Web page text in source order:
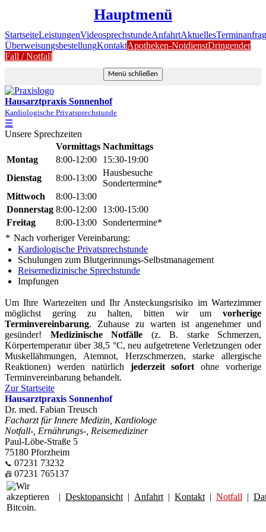
Hauptmenü
StartseiteLeistungenVideosprechstundeAnfahrtAktuelles
ÜberweisungsbestellungKontaktApotheken-NotdienstDringender
Fall / Notfall
Menü schließen
Hausarztpraxis Sonnenhof
Kardiologische Privatsprechstunde
☰
Unsere Sprechzeiten
Vormittags Nachmittags
Montag
8:00-12:00
15:30-19:00
Dienstag
8:00-13:00
Hausbesuche
Sondertermine*
Mittwoch
8:00-13:00
Donnerstag 8:00-12:00
13:00-15:00
Freitag
8:00-13:00
Sondertermine*
* Nach vorheriger Vereinbarung:
Kardiologische Privatsprechstunde
Schulungen zum Blutgerinnungs-Selbstmanagement
Reisemedizinische Sprechstunde
Impfungen
Um Ihre Wartezeiten und Ihr Ansteckungsrisiko im Wartezimmer
möglichst gering zu halten, bitten wir um vorherige
Terminvereinbarung. Zuhause zu warten ist angenehmer und
gesünder! Medizinische Notfälle (z. B. starke Schmerzen,
Körpertemperatur über 38,5 °C, neu aufgetretene Verletzungen oder
Muskellähmungen, Atemnot, Herzschmerzen, starke allergische
Reaktionen) werden natürlich jederzeit sofort ohne vorherige
Terminvereinbarung behandelt.
Zur Startseite
Hausarztpraxis Sonnenhof
Dr. med. Fabian Treusch
Facharzt für Innere Medizin, Kardiologe
Notfall-, Ernährungs-, Reisemediziner
Paul-Löbe-Straße 5
75180 Pforzheim
📞 07231 73232
📠 07231 765137
| Desktopansicht | Anfahrt | Kontakt | Notfall |